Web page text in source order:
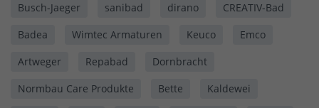
Busch-Jaeger
sanibad dirano
CREATIV-Bad
Badea
Wimtec Armaturen Keuco
Emco
Artweger
Repabad
Dornbracht
Normbau Care Produkte
Bette
Kaldewei